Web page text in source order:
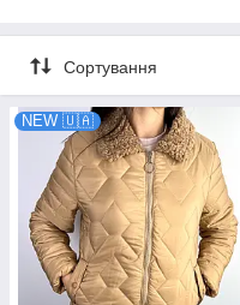
колекцій
товарів, в наявності 1
або 2 одиниці товару.
Переходьте в наш
розділ «Акція!»
найнижчою ціною.
Ви всього в одному кроці
У розділі Ви можете
Жіночий одяг:
Сортування
NEW 🇺🇦